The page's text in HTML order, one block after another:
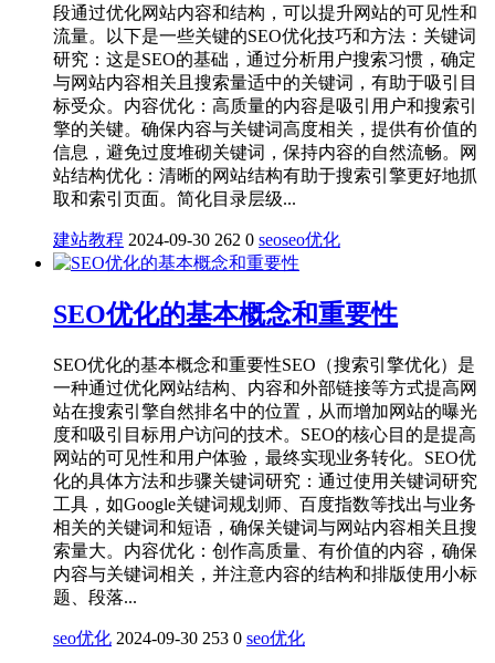
段通过优化网站内容和结构，可以提升网站的可见性和
流量。以下是一些关键的SEO优化技巧和方法：关键词
研究：这是SEO的基础，通过分析用户搜索习惯，确定
与网站内容相关且搜索量适中的关键词，有助于吸引目
标受众。内容优化：高质量的内容是吸引用户和搜索引
擎的关键。确保内容与关键词高度相关，提供有价值的
信息，避免过度堆砌关键词，保持内容的自然流畅。网
站结构优化：清晰的网站结构有助于搜索引擎更好地抓
取和索引页面。简化目录层级...
建站教程 2024-09-30 262 0 seoseo优化
SEO优化的基本概念和重要性‌
SEO优化的基本概念和重要性‌SEO（‌搜索引擎优化）是
一种通过优化网站结构、内容和‌外部链接等方式提高网
站在搜索引擎自然排名中的位置，从而增加网站的曝光
度和吸引目标用户访问的技术。SEO的核心目的是提高
网站的可见性和用户体验，最终实现业务转化。SEO优
化的具体方法和步骤‌关键词研究‌：通过使用关键词研究
工具，如‌Google关键词规划师、‌百度指数等找出与业务
相关的关键词和短语，确保关键词与网站内容相关且搜
索量大。‌内容优化‌：创作高质量、有价值的内容，确保
内容与关键词相关，并注意内容的结构和排版使用小标
题、段落...
seo优化 2024-09-30 253 0 seo优化